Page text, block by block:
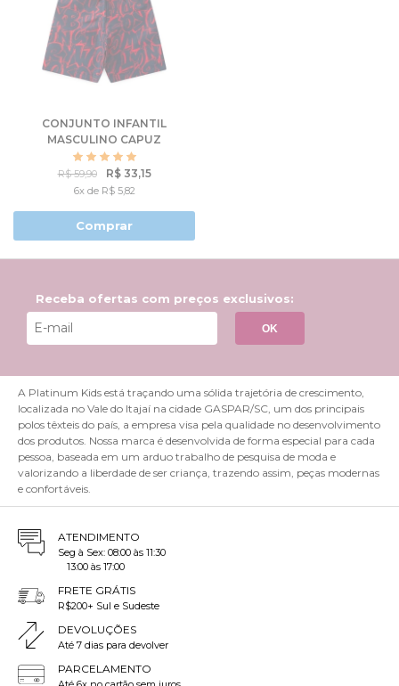
CONJUNTO INFANTIL
MASCULINO CAPUZ
MELANGE
R$ 59,90 R$ 33,15
6x de R$ 5,82
Comprar
Receba ofertas com preços exclusivos:
OK
A Platinum Kids está traçando uma sólida trajetória de crescimento,
localizada no Vale do Itajaí na cidade GASPAR/SC, um dos principais
polos têxteis do país, a empresa visa pela qualidade no desenvolvimento
dos produtos. Nossa marca é desenvolvida de forma especial para cada
pessoa, baseada em um arduo trabalho de pesquisa de moda e
valorizando a liberdade de ser criança, trazendo assim, peças modernas
e confortáveis.
ATENDIMENTO
Seg à Sex: 08:00 às 11:30
13:00 às 17:00
FRETE GRÁTIS
R$200+ Sul e Sudeste
DEVOLUÇÕES
Até 7 dias para devolver
PARCELAMENTO